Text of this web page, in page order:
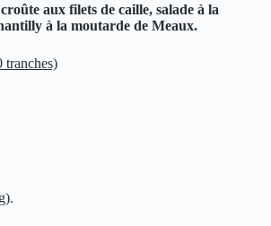
aux filets de caille, salade à la
à la moutarde de Meaux.
tranches)